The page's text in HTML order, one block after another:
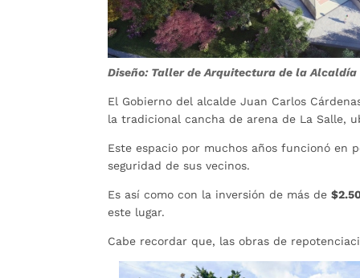
Diseño: Taller de Arquitectura de la
El Gobierno del alcalde Juan Carlos
la tradicional cancha de arena de La Salle,
Este espacio por muchos años funcionó en
seguridad de sus vecinos.
Es así como con la inversión de más de
este lugar.
Cabe recordar que, las obras de